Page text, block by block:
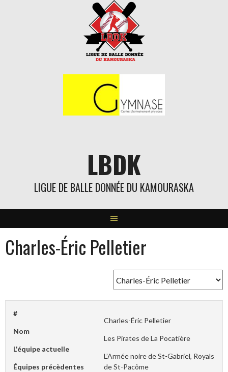
LBDK
LIGUE DE BALLE DONNÉE DU KAMOURASKA
Charles-Éric Pelletier
#
Nom
Charles-Éric Pelletier
L'équipe actuelle
Les Pirates de La Pocatière
Équipes précèdentes
L’Armée noire de St-Gabriel, Royals
de St-Pacôme